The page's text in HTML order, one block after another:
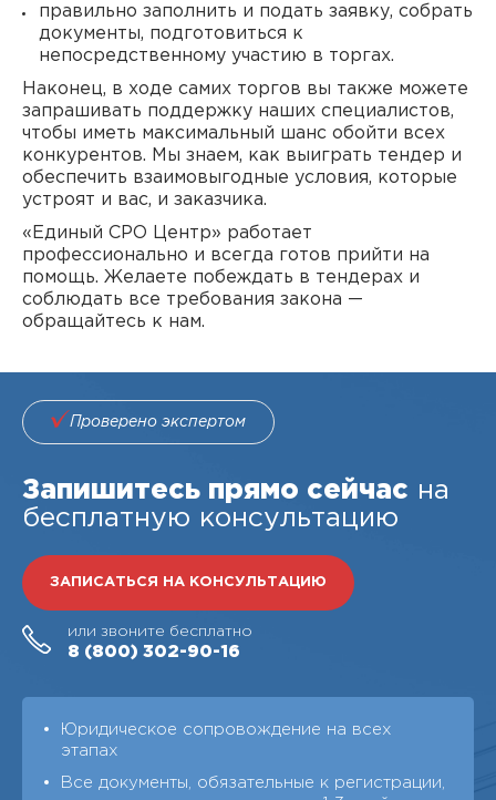
правильно заполнить и подать заявку, собрать
документы, подготовиться к
непосредственному участию в торгах.
Наконец, в ходе самих торгов вы также можете
запрашивать поддержку наших специалистов,
чтобы иметь максимальный шанс обойти всех
конкурентов. Мы знаем, как выиграть тендер и
обеспечить взаимовыгодные условия, которые
устроят и вас, и заказчика.
«Единый СРО Центр» работает
профессионально и всегда готов прийти на
помощь. Желаете побеждать в тендерах и
соблюдать все требования закона —
обращайтесь к нам.
Проверено экспертом
Запишитесь прямо сейчас на
бесплатную консультацию
ЗАПИСАТЬСЯ НА КОНСУЛЬТАЦИЮ
или звоните бесплатно
8 (800) 302-90-16
Юридическое сопровождение на всех
этапах
Все документы, обязательные к регистрации,